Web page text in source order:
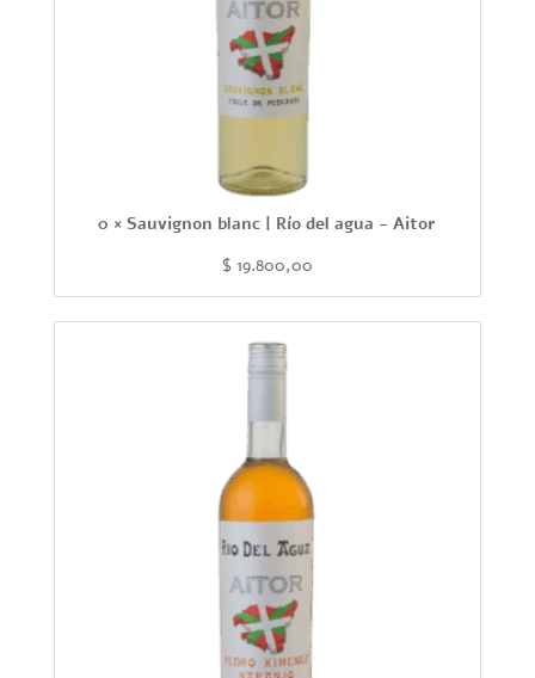
0 × Sauvignon blanc | Río del agua - Aitor
$ 19.800,00